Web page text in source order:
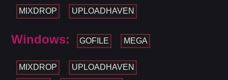
MIXDROP UPLOADHAVEN
Windows: GOFILE MEGA
MIXDROP UPLOADHAVEN